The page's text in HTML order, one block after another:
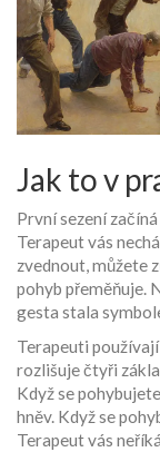
Jak to v
První sezení
Terapeut vás
zvednout, můžete
pohyb přeměňuje.
gesta stala
Terapeuti
rozlišuje čtyři
Když se
hněv. Když se
Terapeut vás